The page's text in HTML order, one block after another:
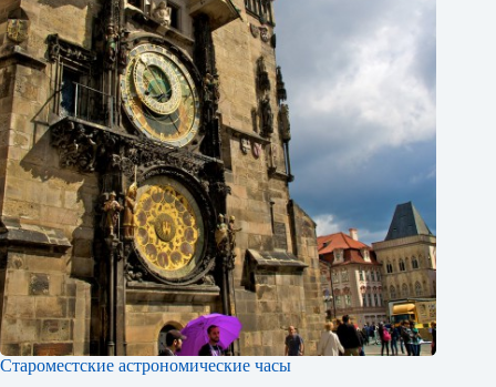
Староместские астрономические часы